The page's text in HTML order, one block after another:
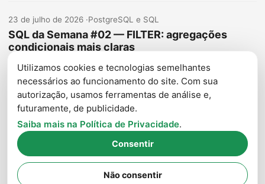
23 de julho de 2026 ·PostgreSQL e SQL
SQL da Semana #02 — FILTER: agregações
condicionais mais claras
Aprenda a usar a cláusula FILTER do PostgreSQL
para criar agregações condicionais mais legíveis
e evitar expressões CASE repetitivas.
Todos os artigosTodas as tagsBusca avançada
Utilizamos cookies e tecnologias semelhantes
necessários ao funcionamento do site. Com sua
autorização, usamos ferramentas de análise e,
futuramente, de publicidade.
Saiba mais na Política de Privacidade.
Não consentir
Consentir